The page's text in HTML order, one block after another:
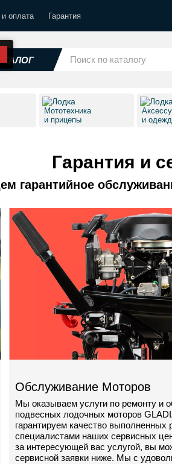
оплата Гарантия
Мототехника
и прицепы
и
Гарантия и
гарантийное
Обслуживание Моторов
Мы оказываем услуги по ремонту и
подвесных лодочных моторов
гарантируем качество выполненных
специалистами наших сервисных
за интересующей вас услугой, вы
сервисной заявки ниже. Мы с